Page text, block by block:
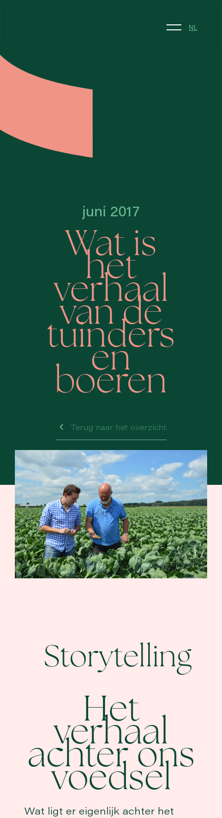
NL
juni 2017
Wat is
het
verhaal
van de
tuinders
en
boeren
Terug naar het overzicht
Storytelling
Het
verhaal
achter ons
voedsel
Wat ligt er eigenlijk achter het